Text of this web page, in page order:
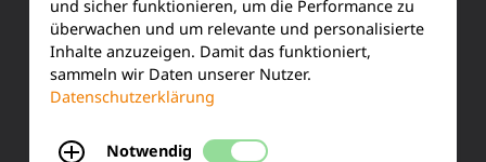
Kundenservice
Produktinformationen
und sicher funktionieren, um die Performance zu
überwachen und um relevante und personalisierte
Inhalte anzuzeigen. Damit das funktioniert,
sammeln wir Daten unserer Nutzer.
Datenschutzerklärung
Notwendig